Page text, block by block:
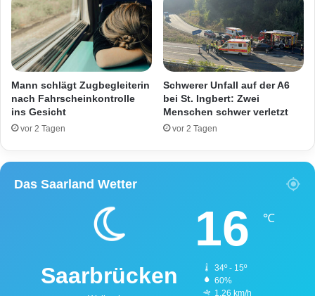
l
l
e
h
e
i
ß
!
M
a
n
n
d
r
i
s
c
Mann schlägt Zugbegleiterin
nach Fahrscheinkontrolle
ins Gesicht
vor 2 Tagen
Schwerer Unfall auf der A6
bei St. Ingbert: Zwei
Menschen schwer verletzt
vor 2 Tagen
Das Saarland Wetter
Saarbrücken
16 ℃
34º - 15º
60%
1.26 km/h